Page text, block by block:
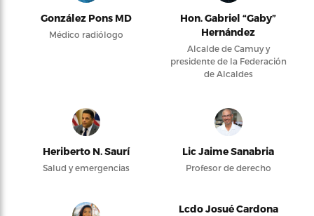
González Pons MD
Médico radiólogo
Hon. Gabriel “Gaby”
Hernández
Alcalde de Camuy y
presidente de la Federación
de Alcaldes
Heriberto N. Saurí
Salud y emergencias
Lic Jaime Sanabria
Profesor de derecho
Lcdo Josué Cardona